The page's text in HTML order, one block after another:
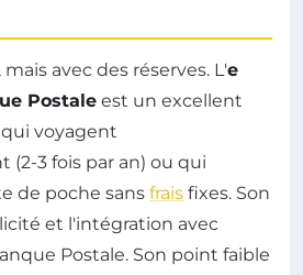
avec des réserves. L'e
Postale est un excellent
voyagent
(2-3 fois par an) ou qui
de poche sans frais fixes. Son
et l'intégration avec
Postale. Son point faible